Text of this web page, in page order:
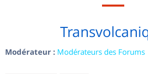
Modérateur : Modérateurs des Forums